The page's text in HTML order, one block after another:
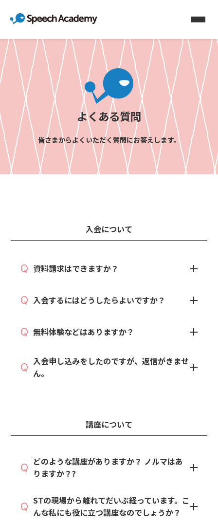
よくある質問
皆さまからよくいただく質問にお答えします。
入会について
Q 資料請求はできますか？
Q 入会するにはどうしたらよいですか？
Q 無料体験などはありますか？
Q 入会申し込みをしたのですが、返信がきませ
ん。
講座について
Q どのような講座がありますか？ ノルマはあ
りますか？?
Q STの現場から離れてだいぶ経っています。こ
んな私にも役に立つ講座なのでしょうか？